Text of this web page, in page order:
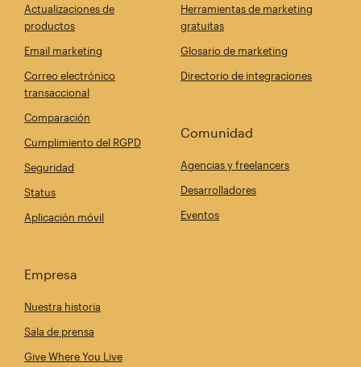
Actualizaciones de
productos
Email marketing
Correo electrónico
transaccional
Comparación
Cumplimiento del RGPD
Seguridad
Status
Aplicación móvil
Herramientas de marketing
gratuitas
Glosario de marketing
Directorio de integraciones
Comunidad
Agencias y freelancers
Desarrolladores
Eventos
Empresa
Nuestra historia
Sala de prensa
Give Where You Live